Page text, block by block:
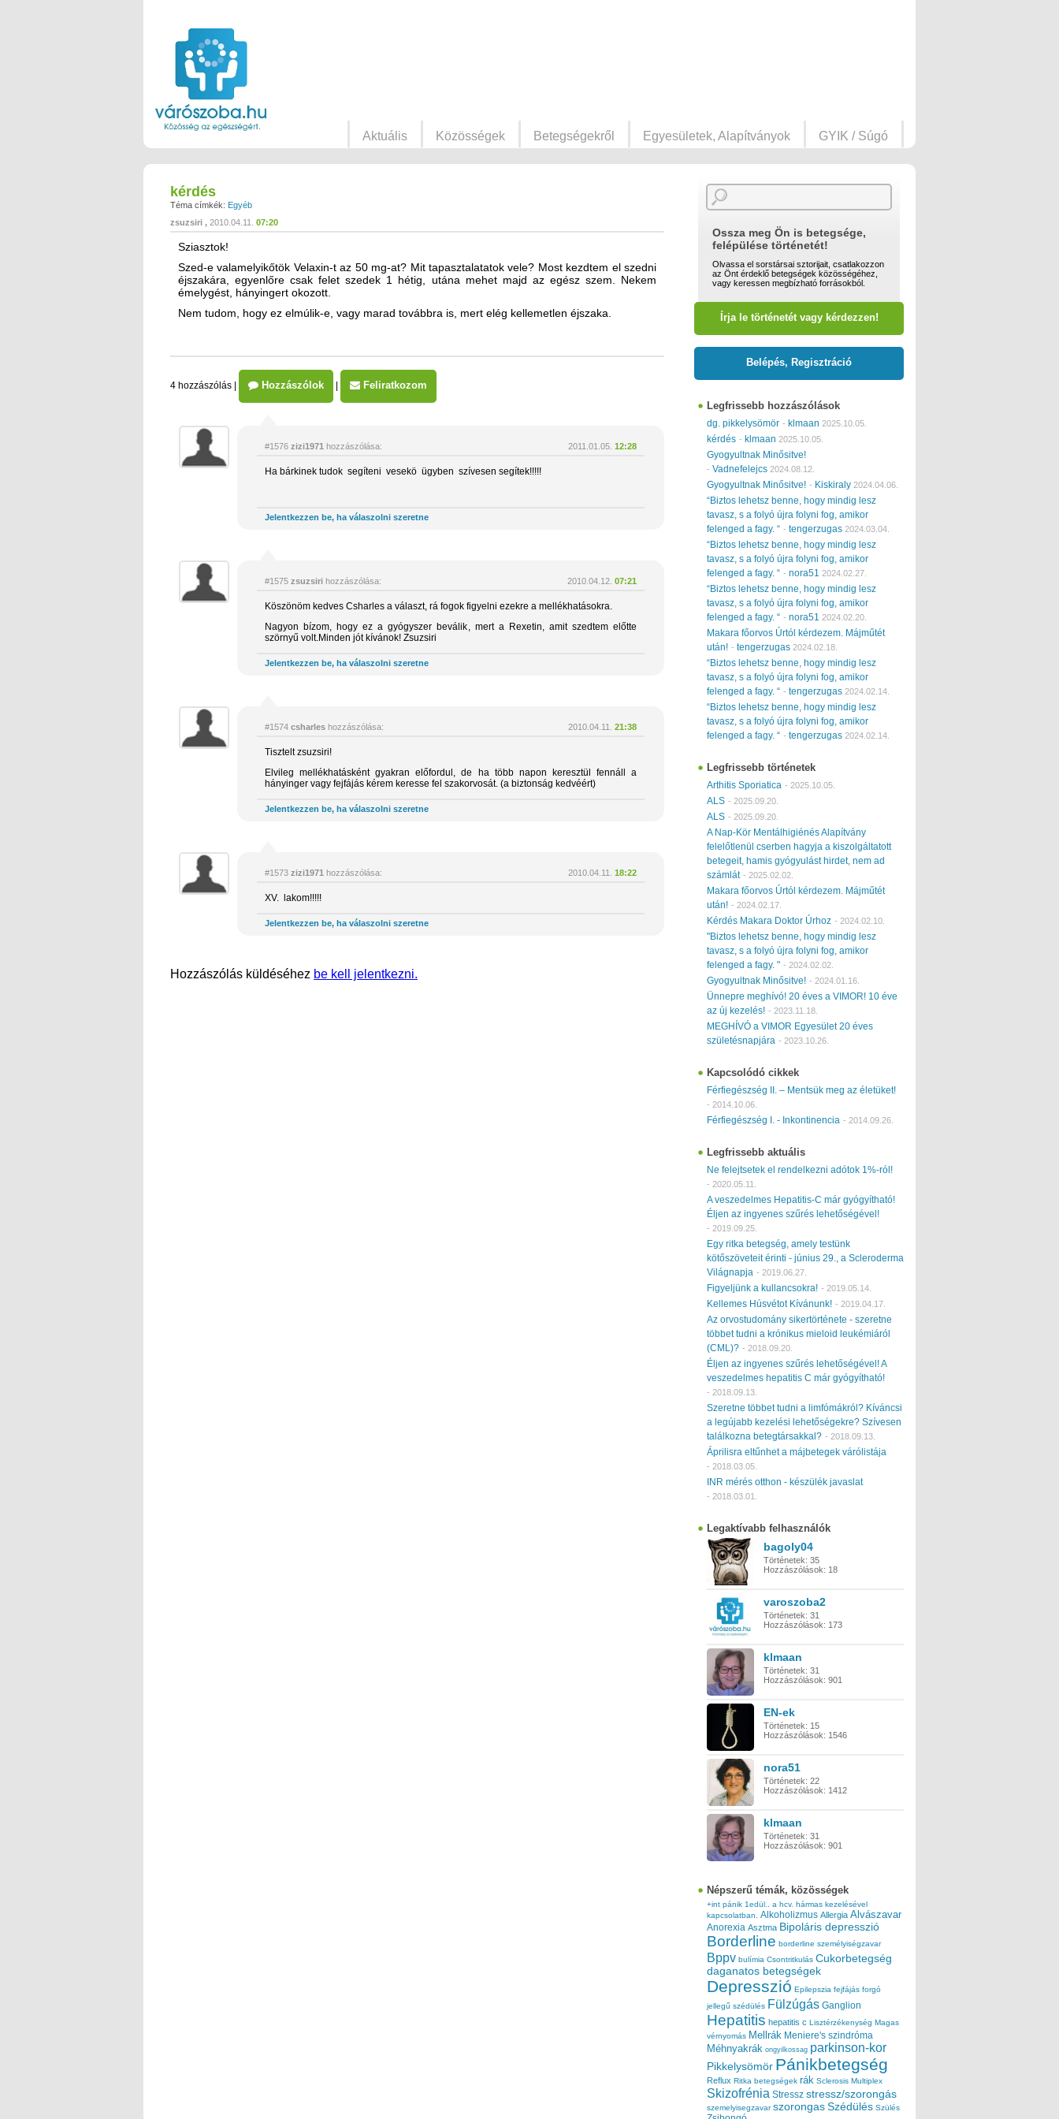
Aktuális Közösségek Betegségekről Egyesületek, Alapítványok GYIK / Súgó
kérdés
Téma címkék: Egyéb
zsuzsiri
2010.04.11. 07:20
Sziasztok!
Szed-e valamelyikőtök Velaxin-t az 50 mg-at? Mit tapasztalatatok vele? Most kezdtem el szedni
éjszakára, egyenlőre csak felet szedek 1 hétig, utána mehet majd az egész szem. Nekem
émelygést, hányingert okozott.
Nem tudom, hogy ez elmúlik-e, vagy marad továbbra is, mert elég kellemetlen éjszaka.
4 hozzászólás | Hozzászólok | Feliratkozom
#1576 zizi1971 hozzászólása: 2011.01.05. 12:28
Ha bárkinek tudok segíteni vesekö ügyben szívesen segítek!!!!!
Jelentkezzen be, ha válaszolni szeretne
#1575 zsuzsiri hozzászólása: 2010.04.12. 07:21
Köszönöm kedves Csharles a választ, rá fogok figyelni ezekre a mellékhatásokra.
Nagyon bízom, hogy ez a gyógyszer beválik, mert a Rexetin, amit szedtem előtte
szörnyű volt.Minden jót kívánok! Zsuzsiri
Jelentkezzen be, ha válaszolni szeretne
#1574 csharles hozzászólása: 2010.04.11. 21:38
Tisztelt zsuzsiri!
Elvileg mellékhatásként gyakran előfordul, de ha több napon keresztül fennáll a
hányinger vagy fejfájás kérem keresse fel szakorvosát. (a biztonság kedvéért)
Jelentkezzen be, ha válaszolni szeretne
#1573 zizi1971 hozzászólása: 2010.04.11. 18:22
XV. lakom!!!!!
Jelentkezzen be, ha válaszolni szeretne
Hozzászólás küldéséhez be kell jelentkezni.
Ossza meg Ön is betegsége,
felépülése történetét!
Olvassa el sorstársai sztorijait, csatlakozzon
az Önt érdeklő betegségek közösségéhez,
vagy keressen megbízható forrásokból.
Írja le történetét vagy kérdezzen!
Belépés, Regisztráció
Legfrissebb hozzászólások
dg. pikkelysömör - klmaan 2025.10.05.
kérdés - klmaan 2025.10.05.
Gyogyultnak Minősitve!
- Vadnefelejcs 2024.08.12.
Gyogyultnak Minősitve! - Kiskiraly 2024.04.06.
“Biztos lehetsz benne, hogy mindig lesz
tavasz, s a folyó újra folyni fog, amikor
felenged a fagy. “ - tengerzugas 2024.03.04.
“Biztos lehetsz benne, hogy mindig lesz
tavasz, s a folyó újra folyni fog, amikor
felenged a fagy. “ - nora51 2024.02.27.
“Biztos lehetsz benne, hogy mindig lesz
tavasz, s a folyó újra folyni fog, amikor
felenged a fagy. “ - nora51 2024.02.20.
Makara főorvos Úrtól kérdezem. Májműtét
után! - tengerzugas 2024.02.18.
“Biztos lehetsz benne, hogy mindig lesz
tavasz, s a folyó újra folyni fog, amikor
felenged a fagy. “ - tengerzugas 2024.02.14.
“Biztos lehetsz benne, hogy mindig lesz
tavasz, s a folyó újra folyni fog, amikor
felenged a fagy. “ - tengerzugas 2024.02.14.
Legfrissebb történetek
Arthitis Sporiatica - 2025.10.05.
ALS - 2025.09.20.
ALS - 2025.09.20.
A Nap-Kör Mentálhigiénés Alapítvány
felelőtlenül cserben hagyja a kiszolgáltatott
betegeit, hamis gyógyulást hirdet, nem ad
számlát - 2025.02.02.
Makara főorvos Úrtól kérdezem. Májműtét
után! - 2024.02.17.
Kérdés Makara Doktor Úrhoz - 2024.02.10.
"Biztos lehetsz benne, hogy mindig lesz
tavasz, s a folyó újra folyni fog, amikor
felenged a fagy. " - 2024.02.02.
Gyogyultnak Minősitve! - 2024.01.16.
Ünnepre meghívó! 20 éves a VIMOR! 10 éve
az új kezelés! - 2023.11.18.
MEGHÍVÓ a VIMOR Egyesület 20 éves
születésnapjára - 2023.10.26.
Kapcsolódó cikkek
Férfiegészség II. – Mentsük meg az életüket!
- 2014.10.06.
Férfiegészség I. - Inkontinencia - 2014.09.26.
Legfrissebb aktuális
Ne felejtsetek el rendelkezni adótok 1%-ról!
- 2020.05.11.
A veszedelmes Hepatitis-C már gyógyítható!
Éljen az ingyenes szűrés lehetőségével!
- 2019.09.25.
Egy ritka betegség, amely testünk
kötőszöveteit érinti - június 29., a Scleroderma
Világnapja - 2019.06.27.
Figyeljünk a kullancsokra! - 2019.05.14.
Kellemes Húsvétot Kívánunk! - 2019.04.17.
Az orvostudomány sikertörténete - szeretne
többet tudni a krónikus mieloid leukémiáról
(CML)? - 2018.09.20.
Éljen az ingyenes szűrés lehetőségével! A
veszedelmes hepatitis C már gyógyítható!
- 2018.09.13.
Szeretne többet tudni a limfómákról? Kíváncsi
a legújabb kezelési lehetőségekre? Szívesen
találkozna betegtársakkal? - 2018.09.13.
Áprilisra eltűnhet a májbetegek várólistája
- 2018.03.05.
INR mérés otthon - készülék javaslat
- 2018.03.01.
Legaktívabb felhasználók
bagoly04
Történetek: 35
Hozzászólások: 18
varoszoba2
Történetek: 31
Hozzászólások: 173
klmaan
Történetek: 31
Hozzászólások: 901
EN-ek
Történetek: 15
Hozzászólások: 1546
nora51
Történetek: 22
Hozzászólások: 1412
klmaan
Történetek: 31
Hozzászólások: 901
Népszerű témák, közösségek
+int pánik 1edül..
a hcv. hármas kezelésével
kapcsolatban.
Alkoholizmus Allergia Alvászavar
Anorexia Asztma Bipoláris depresszió
Borderline borderline személyiségzavar
Bppv bulímia Csontritkulás Cukorbetegség
daganatos betegségek
Depresszió Epilepszia fejfájás forgó
jellegű szédülés Fülzúgás Ganglion
Hepatitis hepatitis c Lisztérzékenység Magas
vérnyomás Mellrák Meniere's szindróma
Méhnyakrák ongyilkossag parkinson-kor
Pikkelysömör Pánikbetegség
Reflux Ritka betegségek rák Sclerosis Multiplex
Skizofrénia Stressz stressz/szorongás
szemelyisegzavar szorongas Szédülés Szülés